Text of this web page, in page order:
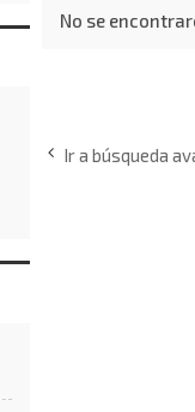
No se
Ir a búsqueda